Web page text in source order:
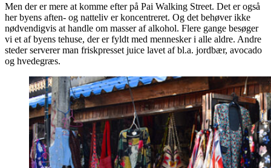
Men der er mere at komme efter på Pai Walking Street. Det er også
her byens aften- og natteliv er koncentreret. Og det behøver ikke
nødvendigvis at handle om masser af alkohol. Flere gange besøger
vi et af byens tehuse, der er fyldt med mennesker i alle aldre. Andre
steder serverer man friskpresset juice lavet af bl.a. jordbær, avocado
og hvedegræs.